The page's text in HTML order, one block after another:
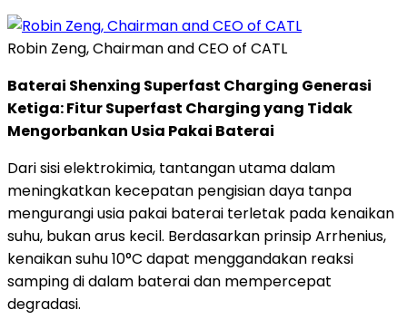
Robin Zeng, Chairman and CEO of CATL
Baterai Shenxing Superfast Charging Generasi
Ketiga: Fitur Superfast Charging yang Tidak
Mengorbankan Usia Pakai Baterai
Dari sisi elektrokimia, tantangan utama dalam
meningkatkan kecepatan pengisian daya tanpa
mengurangi usia pakai baterai terletak pada kenaikan
suhu, bukan arus kecil. Berdasarkan prinsip Arrhenius,
kenaikan suhu 10°C dapat menggandakan reaksi
samping di dalam baterai dan mempercepat
degradasi.